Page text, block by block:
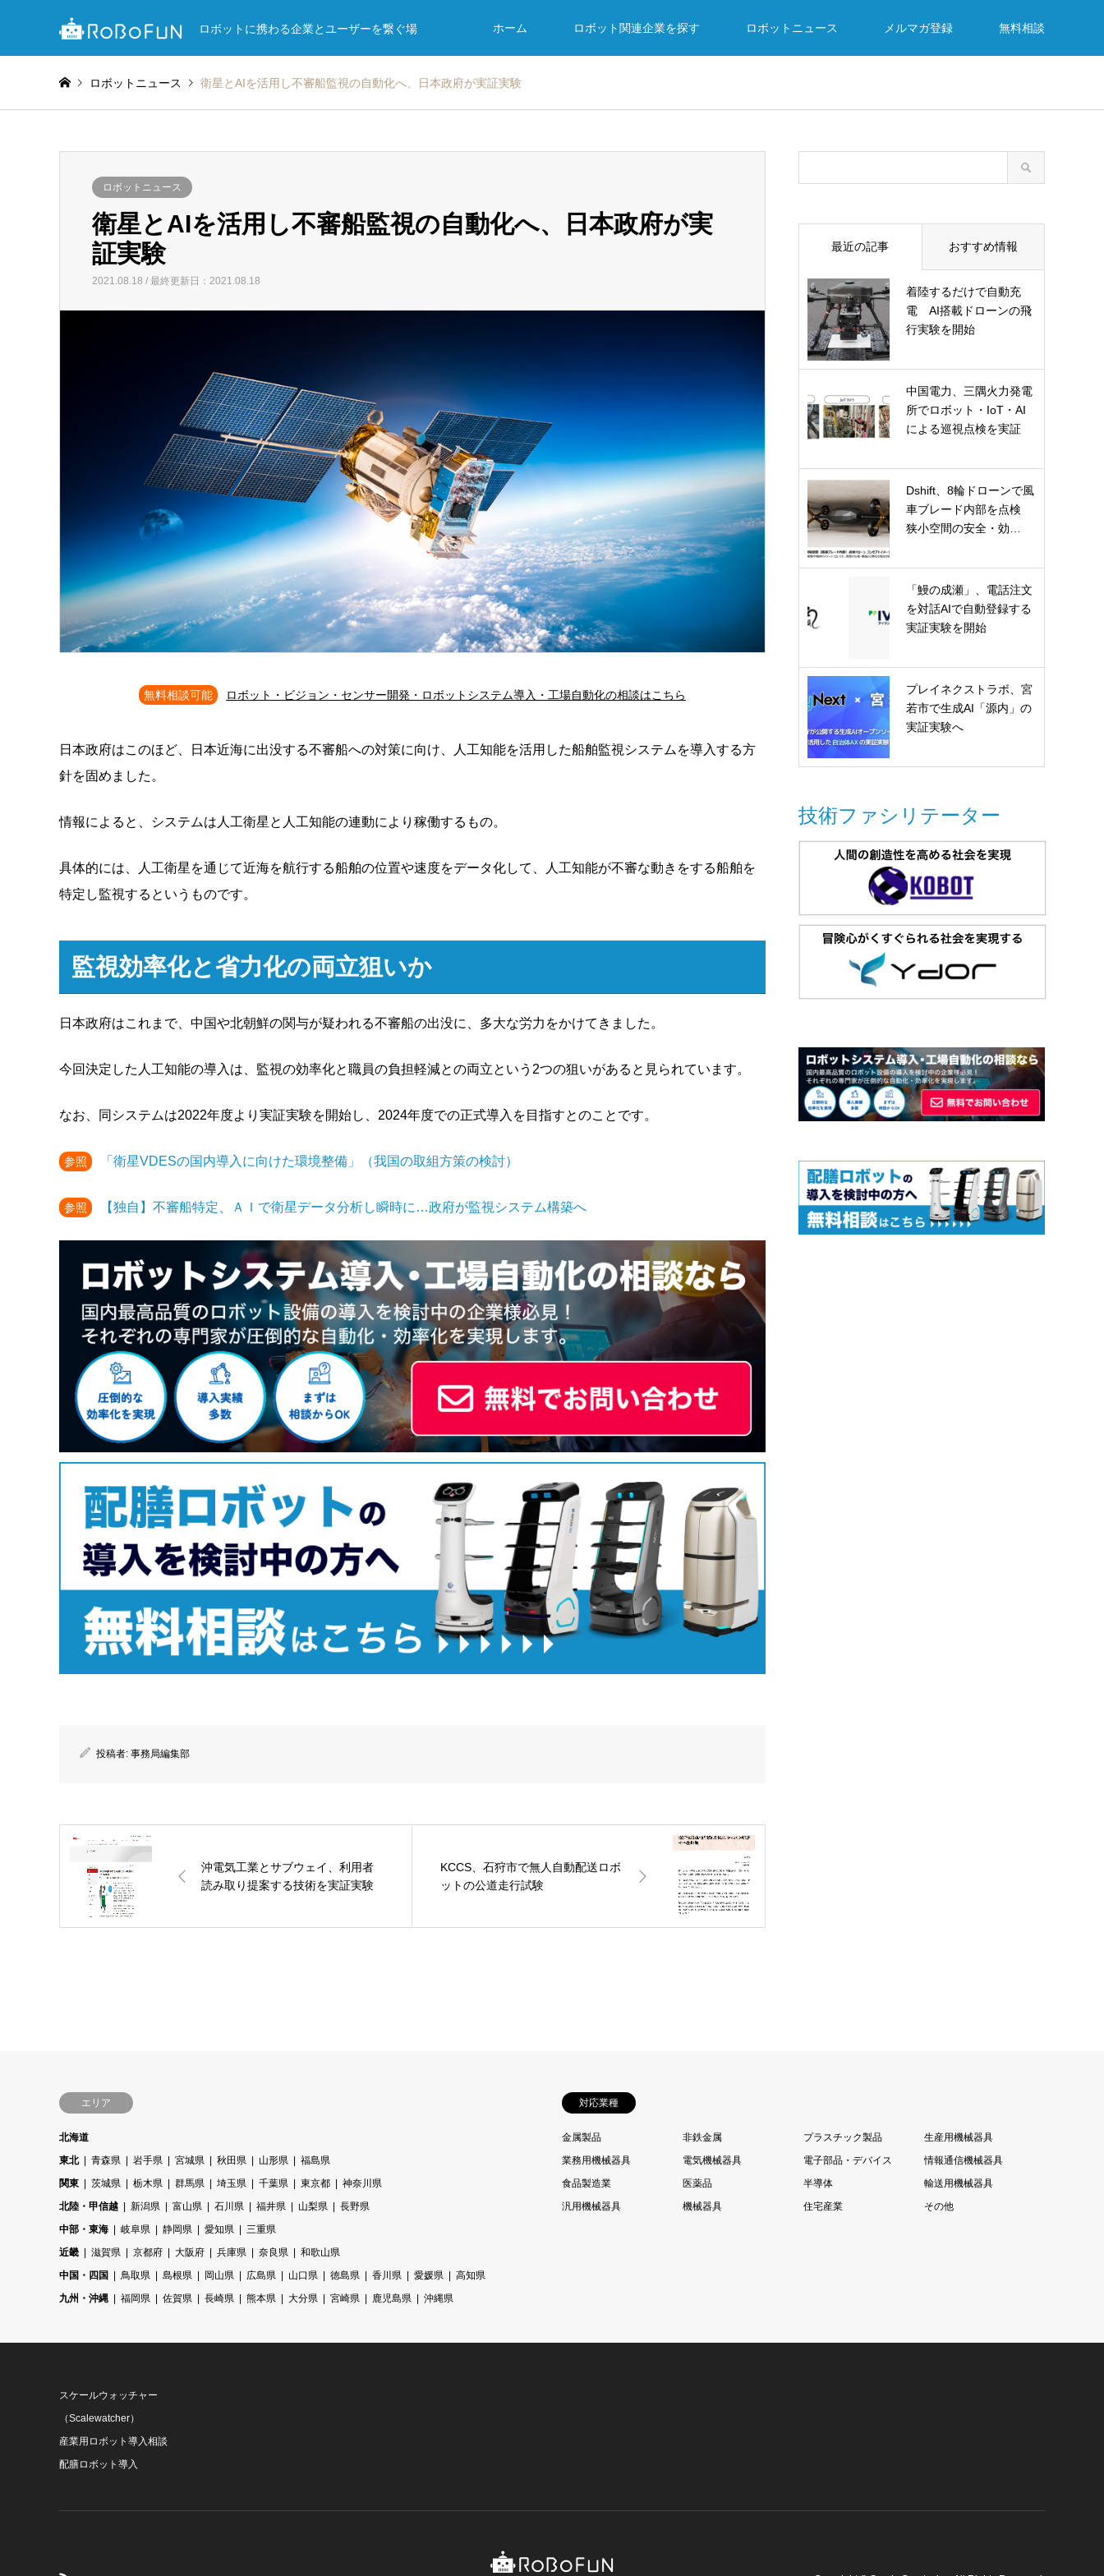
ロボットに携わる企業とユーザーを繋ぐ場 ホーム ロボット関連企業を探す ロボットニュース メルマガ登録 無料相談
ロボットニュース 衛星とAIを活用し不審船監視の自動化へ、日本政府が実証実験
ロボットニュース
衛星とAIを活用し不審船監視の自動化へ、日本政府が実
証実験
2021.08.18 / 最終更新日：2021.08.18
無料相談可能 ロボット・ビジョン・センサー開発・ロボットシステム導入・工場自動化の相談はこちら
日本政府はこのほど、日本近海に出没する不審船への対策に向け、人工知能を活用した船舶監視システムを導入する方
針を固めました。
情報によると、システムは人工衛星と人工知能の連動により稼働するもの。
具体的には、人工衛星を通じて近海を航行する船舶の位置や速度をデータ化して、人工知能が不審な動きをする船舶を
特定し監視するというものです。
監視効率化と省力化の両立狙いか
日本政府はこれまで、中国や北朝鮮の関与が疑われる不審船の出没に、多大な労力をかけてきました。
今回決定した人工知能の導入は、監視の効率化と職員の負担軽減との両立という2つの狙いがあると見られています。
なお、同システムは2022年度より実証実験を開始し、2024年度での正式導入を目指すとのことです。
参照 「衛星VDESの国内導入に向けた環境整備」（我国の取組方策の検討）
参照 【独自】不審船特定、ＡＩで衛星データ分析し瞬時に…政府が監視システム構築へ
投稿者: 事務局編集部
沖電気工業とサブウェイ、利用者
読み取り提案する技術を実証実験
KCCS、石狩市で無人自動配送ロボ
ットの公道走行試験
最近の記事 おすすめ情報
着陸するだけで自動充
電 AI搭載ドローンの飛
行実験を開始
中国電力、三隅火力発電
所でロボット・IoT・AI
による巡視点検を実証
Dshift、8輪ドローンで風
車ブレード内部を点検
狭小空間の安全・効…
「鰻の成瀬」、電話注文
を対話AIで自動登録する
実証実験を開始
プレイネクストラボ、宮
若市で生成AI「源内」の
実証実験へ
技術ファシリテーター
エリア
北海道
東北
青森県 岩手県 宮城県 秋田県 山形県
福島県
関東
茨城県 栃木県 群馬県 埼玉県 千葉県 東京都
神奈川県
北陸・甲信越
新潟県 富山県 石川県 福井県 山梨県
長野県
中部・東海
岐阜県 静岡県 愛知県
三重県
近畿
滋賀県 京都府 大阪府 兵庫県 奈良県
和歌山県
中国・四国
鳥取県 島根県 岡山県 広島県 山口県 徳島県 香川県 愛媛県
高知県
九州・沖縄
福岡県 佐賀県 長崎県 熊本県 大分県 宮崎県 鹿児島県 沖縄県
対応業種
金属製品 非鉄金属 プラスチック製品
生産用機械器具
業務用機械器具
電気機械器具 電子部品・デバイス
情報通信機械器具
食品製造業
医薬品 半導体
輸送用機械器具
汎用機械器具
機械器具 住宅産業 その他
スケールウォッチャー
（Scalewatcher）
産業用ロボット導入相談
配膳ロボット導入